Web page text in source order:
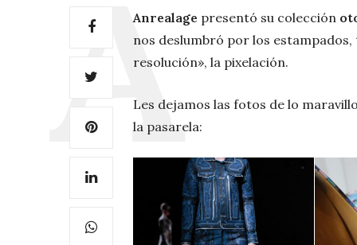
Anrealage presentó su colección
nos deslumbró por los
resolución», la pixelación.
Les dejamos las fotos de lo
la pasarela: